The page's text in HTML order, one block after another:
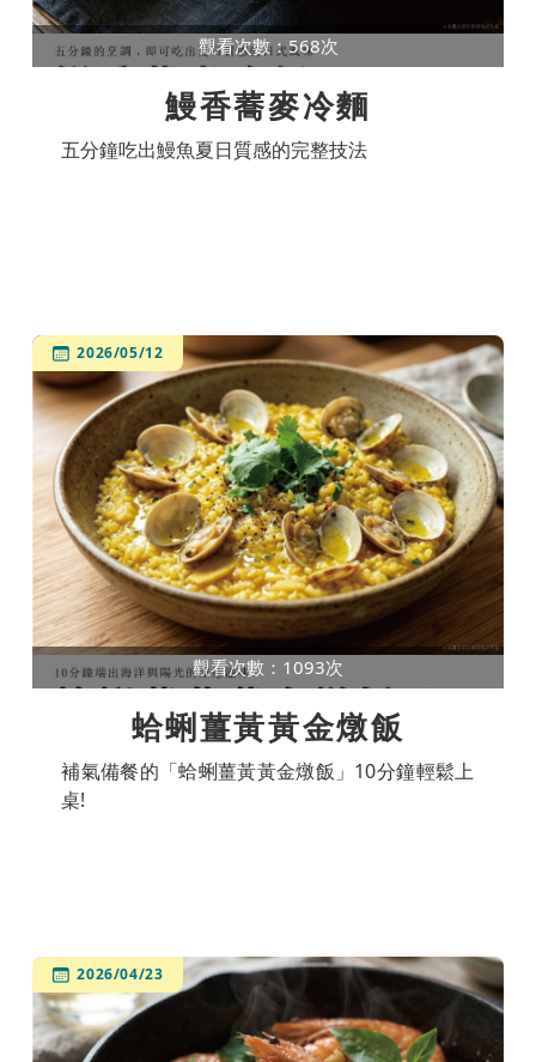
觀看次數：568次
鰻香蕎麥冷麵
五分鐘吃出鰻魚夏日質感的完整技法
觀看次數：1093次
蛤蜊薑黃黃金燉飯
補氣備餐的「蛤蜊薑黃黃金燉飯」10分鐘輕鬆上
桌!
2026/05/12
2026/04/23